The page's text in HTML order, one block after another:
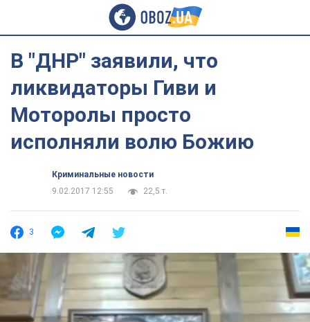
В "ДНР" заявили, что
ликвидаторы Гиви и
Моторолы просто
исполняли волю Божию
Криминальные новости
9.02.2017 12:55
22,5 т.
3